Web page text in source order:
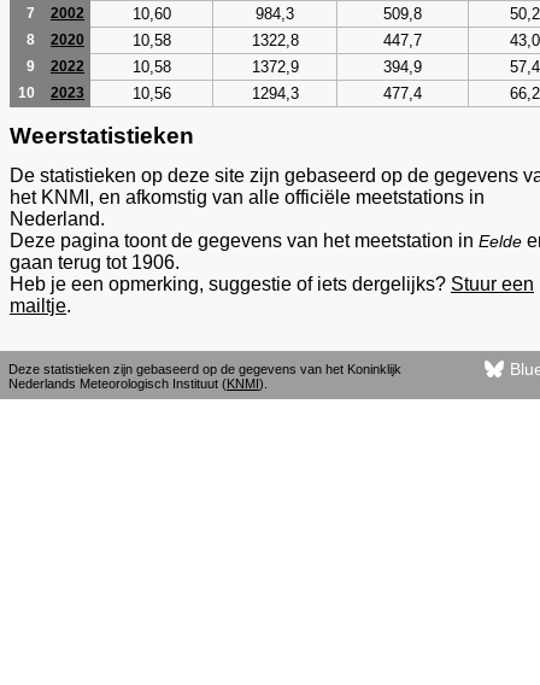
7 2002 10,60 984,3 509,8 50,2
8 2020 10,58 1322,8 447,7 43,0
9 2022 10,58 1372,9 394,9 57,4
10 2023 10,56 1294,3 477,4 66,2
Weerstatistieken
De statistieken op deze site zijn gebaseerd op de gegevens
het KNMI, en afkomstig van alle officiële meetstations in
Nederland.
Deze pagina toont de gegevens van het meetstation in Eelde
gaan terug tot 1906.
Heb je een opmerking, suggestie of iets dergelijks? Stuur een
mailtje.
Deze statistieken zijn gebaseerd op de gegevens van het Koninklijk
Nederlands Meteorologisch Instituut (KNMI).